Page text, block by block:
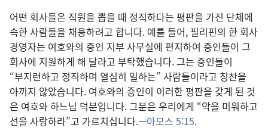
어떤 회사들은 직원을 뽑을 때 정직하다는 평판을 가진 단체에
속한 사람들을 채용하려고 합니다. 예를 들어, 필리핀의 한 회사
경영자는 여호와의 증인 지부 사무실에 편지하여 증인들이 그
회사에 지원하게 해 달라고 부탁했습니다. 그는 증인들이
“부지런하고 정직하며 열심히 일하는” 사람들이라고 칭찬을
아끼지 않았습니다. 여호와의 증인이 이러한 평판을 갖게 된 것
은 여호와 하느님 덕분입니다. 그분은 우리에게 “악을 미워하고
선을 사랑하라”고 가르치십니다.—아모스 5:15.